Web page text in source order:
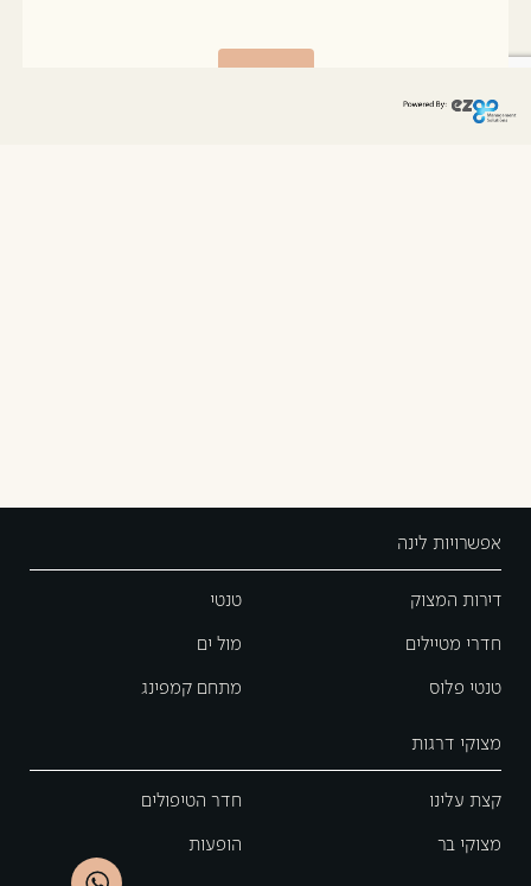
אפשרויות לינה
דירות המצוק
חדרי מטיילים
טנטי פלוס
טנטי
מול ים
מתחם קמפינג
מצוקי דרגות
קצת עלינו
מצוקי בר
חדר הטיפולים
הופעות